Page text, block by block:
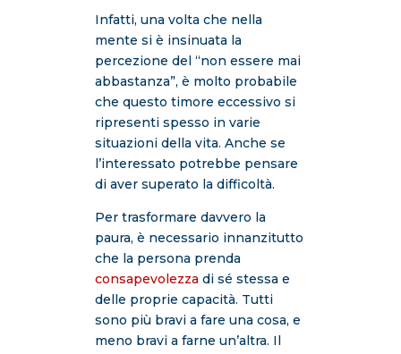
Infatti, una volta che nella
mente si è insinuata la
percezione del “non essere mai
abbastanza”, è molto probabile
che questo timore eccessivo si
ripresenti spesso in varie
situazioni della vita. Anche se
l’interessato potrebbe pensare
di aver superato la difficoltà.
Per trasformare davvero la
paura, è necessario innanzitutto
che la persona prenda
consapevolezza di sé stessa e
delle proprie capacità. Tutti
sono più bravi a fare una cosa, e
meno bravi a farne un’altra. Il